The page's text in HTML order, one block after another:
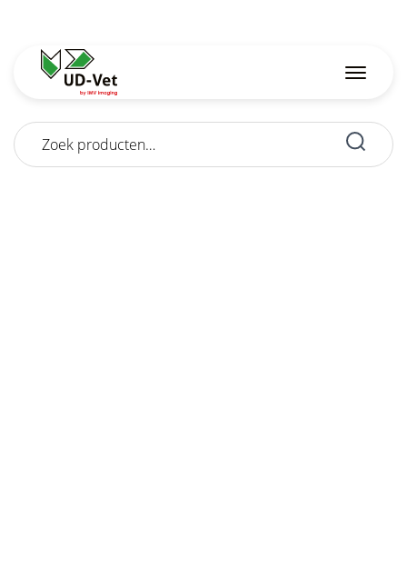
Zoeken
naar: